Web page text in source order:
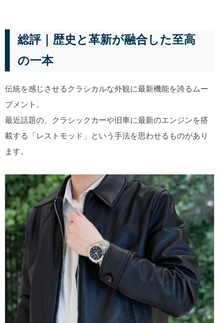
総評｜歴史と革新が融合した至高
の一本
伝統を感じさせるクラシカルな外観に最新機能を誇るムー
ブメント。
最近話題の、クラシックカーや旧車に最新のエンジンを搭
載する「レストモッド」という手法を思わせるものがあり
ます。